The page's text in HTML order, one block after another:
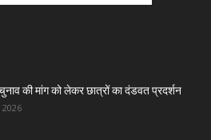
की मांग को लेकर छात्रों का दंडवत प्रदर्शन